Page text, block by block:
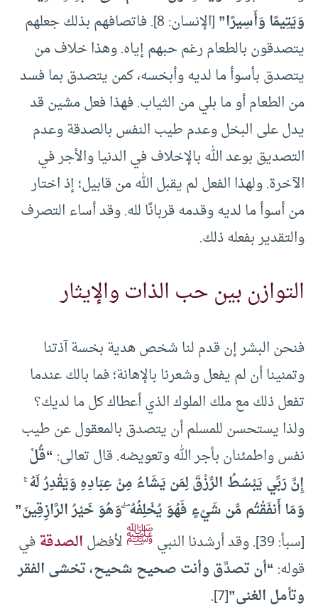
وَيَتِيمًا وَأَسِيرًا”
[الإنسان: 8]. فاتصافهم بذلك جعلهم
يتصدقون بالطعام رغم حبهم إياه. وهذا خلاف من
يتصدق بأسوأ ما لديه وأبخسه، كمن يتصدق بما فسد
من الطعام أو ما بلي من الثياب. فهذا فعل مشين قد
يدل على البخل وعدم طيب النفس بالصدقة وعدم
التصديق بوعد الله بالإخلاف في الدنيا والأجر في
الآخرة. ولهذا الفعل لم يقبل الله من قابيل؛ إذ اختار
من أسوأ ما لديه وقدمه قربانًا لله. وقد أساء التصرف
والتقدير بفعله ذلك.
التوازن بين حب الذات والإيثار
فنحن البشر إن قدم لنا شخص هدية بخسة آذتنا
وتمنينا أن لم يفعل وشعرنا بالإهانة؛ فما بالك عندما
تفعل ذلك مع ملك الملوك الذي أعطاك كل ما لديك؟
ولذا يستحسن للمسلم أن يتصدق بالمعقول عن طيب
نفس واطمئنان بأجر الله وتعويضه. قال تعالى: “قُلْ
إِنَّ رَبِّي يَبْسُطُ الرِّزْقَ لِمَن يَشَاءُ مِنْ عِبَادِهِ وَيَقْدِرُ لَهُ ۚ
وَمَا أَنفَقْتُم مِّن شَيْءٍ فَهُوَ يُخْلِفُهُ ۖ وَهُوَ خَيْرُ الرَّازِقِينَ”
[سبأ: 39]. وقد أرشدنا النبي
ﷺلأفضلالصدقةفي
قوله: “أن تصدَّق وأنت صحيح شحيح، تخشى الفقر
وتأمل الغنى”[7].